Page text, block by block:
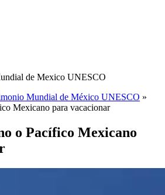
de Mexico UNESCO
Mundial de México UNESCO »
Mexicano para vacacionar
o Pacífico Mexicano